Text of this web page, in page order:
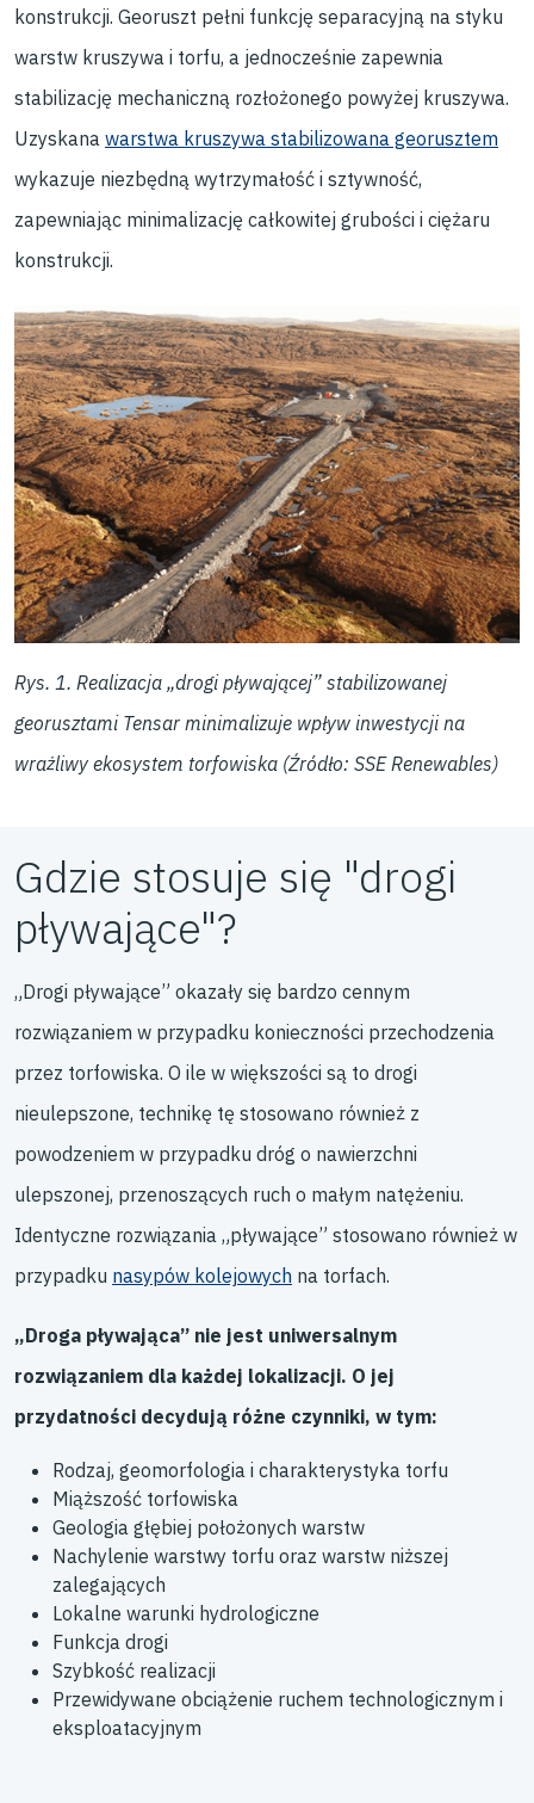
konstrukcji. Georuszt pełni funkcję separacyjną na styku
warstw kruszywa i torfu, a jednocześnie zapewnia
stabilizację mechaniczną rozłożonego powyżej kruszywa.
Uzyskana warstwa kruszywa stabilizowana georusztem
wykazuje niezbędną wytrzymałość i sztywność,
zapewniając minimalizację całkowitej grubości i ciężaru
konstrukcji.
Rys. 1. Realizacja „drogi pływającej” stabilizowanej
georusztami Tensar minimalizuje wpływ inwestycji na
wrażliwy ekosystem torfowiska (Źródło: SSE Renewables)
Gdzie stosuje się "drogi
pływające"?
„Drogi pływające” okazały się bardzo cennym
rozwiązaniem w przypadku konieczności przechodzenia
przez torfowiska. O ile w większości są to drogi
nieulepszone, technikę tę stosowano również z
powodzeniem w przypadku dróg o nawierzchni
ulepszonej, przenoszących ruch o małym natężeniu.
Identyczne rozwiązania „pływające” stosowano również w
przypadku nasypów kolejowych na torfach.
„Droga pływająca” nie jest uniwersalnym
rozwiązaniem dla każdej lokalizacji. O jej
przydatności decydują różne czynniki, w tym:
Rodzaj, geomorfologia i charakterystyka torfu
Miąższość torfowiska
Geologia głębiej położonych warstw
Nachylenie warstwy torfu oraz warstw niższej
zalegających
Lokalne warunki hydrologiczne
Funkcja drogi
Szybkość realizacji
Przewidywane obciążenie ruchem technologicznym i
eksploatacyjnym